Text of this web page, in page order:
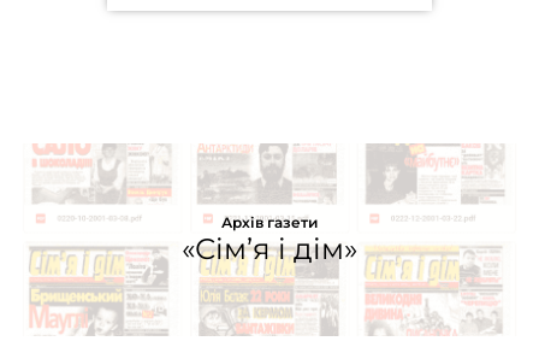
Архів газети
«Сім’я і дім»